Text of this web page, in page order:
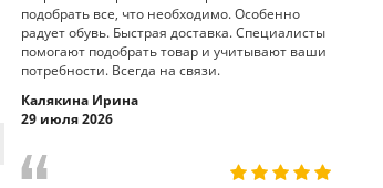
подобрать все, что необходимо. Особенно
радует обувь. Быстрая доставка. Специалисты
помогают подобрать товар и учитывают ваши
потребности. Всегда на связи.
Калякина Ирина
29 июля 2026